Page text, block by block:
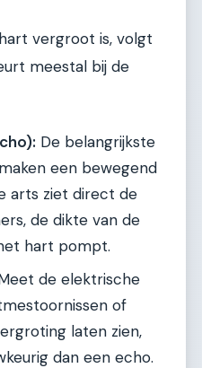
vergroot is, volgt
meestal bij de
De belangrijkste
een bewegend
arts ziet direct de
de dikte van de
hart pompt.
de elektrische
of
laten zien,
dan een echo.